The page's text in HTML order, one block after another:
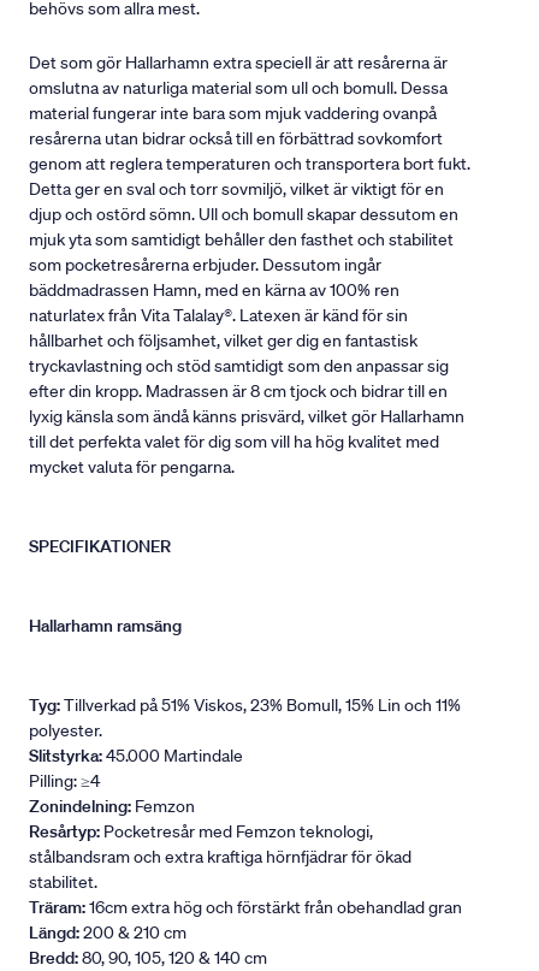
behövs som allra mest.
Det som gör Hallarhamn extra speciell är att resårerna är
omslutna av naturliga material som ull och bomull. Dessa
material fungerar inte bara som mjuk vaddering ovanpå
resårerna utan bidrar också till en förbättrad sovkomfort
genom att reglera temperaturen och transportera bort fukt.
Detta ger en sval och torr sovmiljö, vilket är viktigt för en
djup och ostörd sömn. Ull och bomull skapar dessutom en
mjuk yta som samtidigt behåller den fasthet och stabilitet
som pocketresårerna erbjuder. Dessutom ingår
bäddmadrassen Hamn, med en kärna av 100% ren
naturlatex från Vita Talalay®. Latexen är känd för sin
hållbarhet och följsamhet, vilket ger dig en fantastisk
tryckavlastning och stöd samtidigt som den anpassar sig
efter din kropp. Madrassen är 8 cm tjock och bidrar till en
lyxig känsla som ändå känns prisvärd, vilket gör Hallarhamn
till det perfekta valet för dig som vill ha hög kvalitet med
mycket valuta för pengarna.
SPECIFIKATIONER
Hallarhamn ramsäng
Tyg:Tillverkad på 51% Viskos, 23% Bomull, 15% Lin och 11%
polyester.
Slitstyrka:45.000 Martindale
Pilling: ≥4
Zonindelning: Femzon
Resårtyp: Pocketresår med Femzon teknologi,
stålbandsram och extra kraftiga hörnfjädrar för ökad
stabilitet.
Träram:16cm extra hög och förstärkt från obehandlad gran
Längd:200 & 210 cm
Bredd:80, 90, 105, 120 & 140 cm